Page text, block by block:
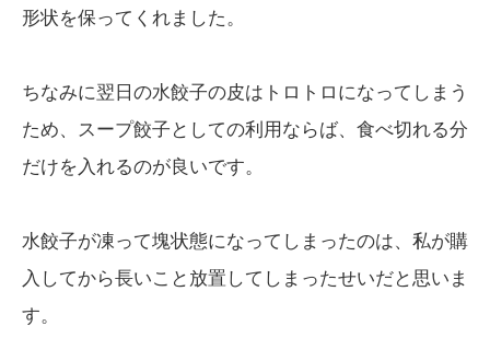
形状を保ってくれました。
ちなみに翌日の水餃子の皮はトロトロになってしまう
ため、スープ餃子としての利用ならば、食べ切れる分
だけを入れるのが良いです。
水餃子が凍って塊状態になってしまったのは、私が購
入してから長いこと放置してしまったせいだと思いま
す。